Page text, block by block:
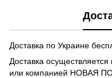
Доставка по Украине
Доставка
или компанией НОВАЯ